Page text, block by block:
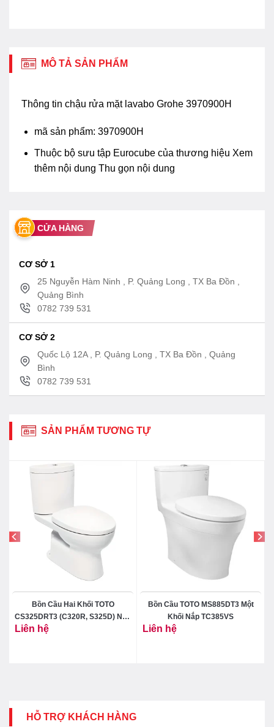
MÔ TẢ SẢN PHẨM
Thông tin chậu rửa mặt lavabo Grohe 3970900H
mã sản phẩm: 3970900H
Thuộc bộ sưu tập Eurocube của thương hiệu Xem
thêm nội dung Thu gọn nội dung
CỬA HÀNG
CƠ SỞ 1
25 Nguyễn Hàm Ninh , P. Quảng Long , TX Ba Đồn ,
Quảng Bình
0782 739 531
CƠ SỞ 2
Quốc Lộ 12A , P. Quảng Long , TX Ba Đồn , Quảng
Bình
0782 739 531
SẢN PHẨM TƯƠNG TỰ
Bồn Cầu Hai Khối TOTO
CS325DRT3 (C320R, S325D) Nắp
Liên hệ
Bồn Cầu TOTO MS885DT3 Một
Khối Nắp TC385VS
Liên hệ
HỖ TRỢ KHÁCH HÀNG